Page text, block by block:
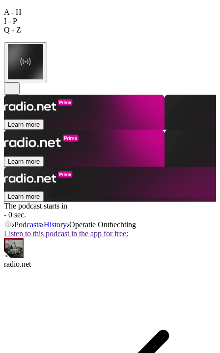
A - H
I - P
Q - Z
Learn more
Learn more
Learn more
The podcast starts in
- 0 sec.
Podcasts History Operatie Onthechting
Listen to this podcast in the app for free:
radio.net